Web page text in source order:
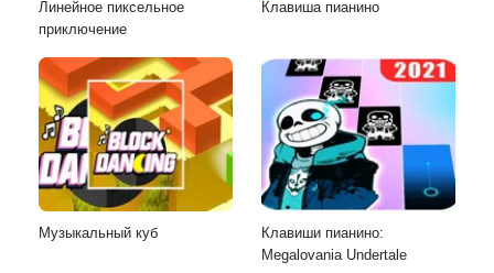
Линейное пиксельное
приключение
Клавиша пианино
Музыкальный куб
Клавиши пианино:
Megalovania Undertale